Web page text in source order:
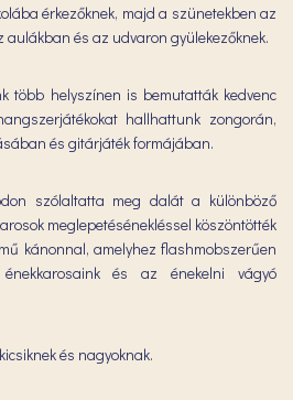
érkezőknek, majd a szünetekben az
aulákban és az udvaron gyülekezőknek.
több helyszínen is bemutatták kedvenc
hallhattunk zongorán,
és gitárjáték formájában.
szólaltatta meg dalát a különböző
meglepetésénekléssel köszöntötték
kánonnal, amelyhez flashmobszerűen
és az énekelni vágyó
és nagyoknak.